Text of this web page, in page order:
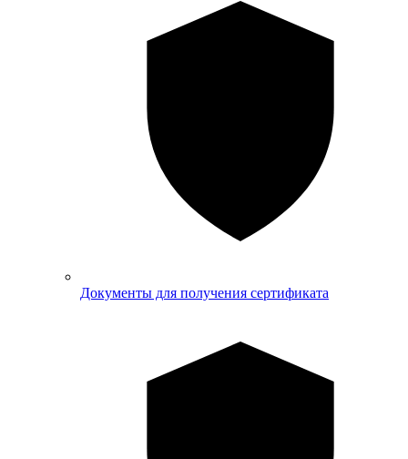
Документы для получения сертификата